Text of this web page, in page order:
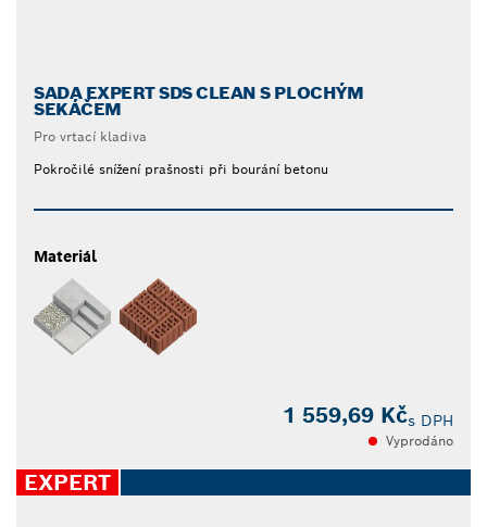
SADA EXPERT SDS CLEAN S PLOCHÝM
SEKÁČEM
Pro vrtací kladiva
Pokročilé snížení prašnosti při bourání betonu
Materiál
1 559,69 Kčs DPH
Vyprodáno
EXPERT